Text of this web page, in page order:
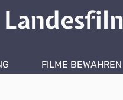
FILME BEWAHREN